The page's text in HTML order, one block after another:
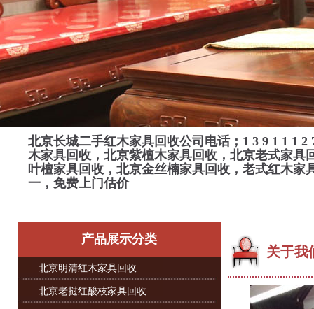
北京长城二手红木家具回收公司电话； 1 3 9 1 1 1 2
木家具回收，北京紫檀木家具回收，北京老式家
叶檀家具回收，北京金丝楠家具回收，老式红木
一，免费上门估价
产品展示分类
北京明清红木家具回收
北京老挝红酸枝家具回收
关于我